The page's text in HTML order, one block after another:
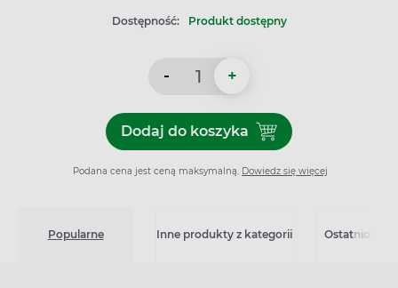
Dostępność: Produkt dostępny
- +
Dodaj do koszykaDodaj do koszyka
Podana cena jest ceną maksymalną. Dowiedz się więcej
Popularne Inne produkty z kategorii Ostatnio